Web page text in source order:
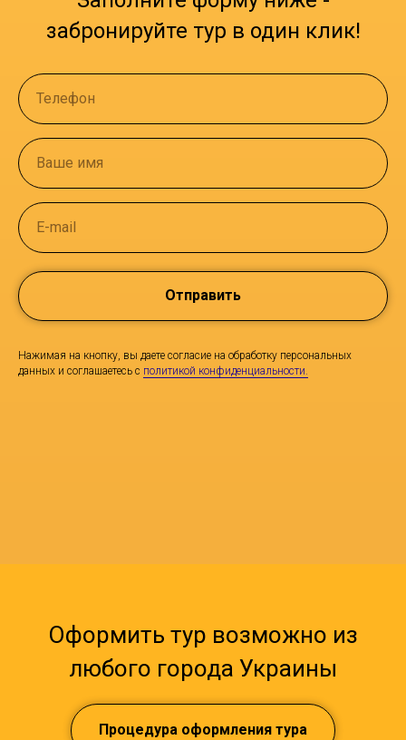
забронируйте тур в один клик!
Телефон
Ваше имя
E-mail
Отправить
Нажимая на кнопку, вы даете согласие на обработку персональных
данных и соглашаетесь c политикой конфиденциальности.
Оформить тур возможно из
любого города Украины
Процедура оформления тура